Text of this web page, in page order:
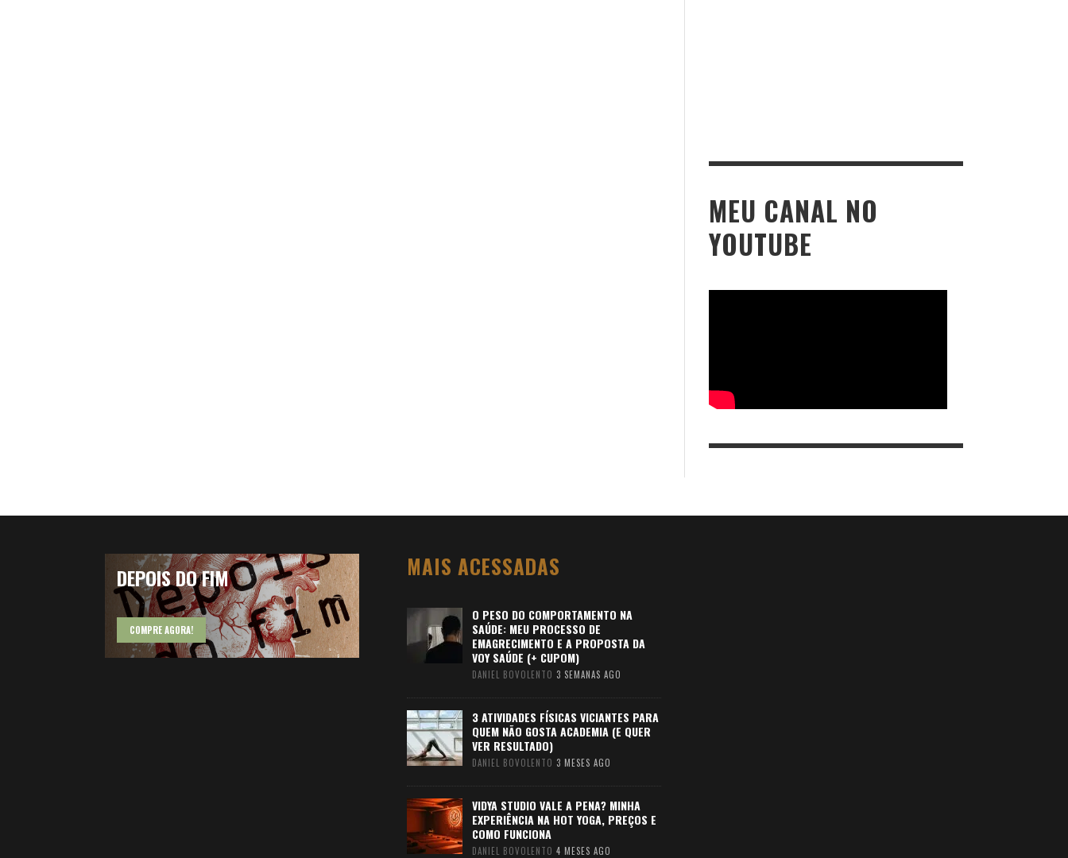
MEU CANAL NO
YOUTUBE
DEPOIS DO FIM
COMPRE AGORA!
MAIS ACESSADAS
O PESO DO COMPORTAMENTO NA
SAÚDE: MEU PROCESSO DE
EMAGRECIMENTO E A PROPOSTA DA
VOY SAÚDE (+ CUPOM)
DANIEL BOVOLENTO 3 SEMANAS AGO
3 ATIVIDADES FÍSICAS VICIANTES PARA
QUEM NÃO GOSTA ACADEMIA (E QUER
VER RESULTADO)
DANIEL BOVOLENTO 3 MESES AGO
VIDYA STUDIO VALE A PENA? MINHA
EXPERIÊNCIA NA HOT YOGA, PREÇOS E
COMO FUNCIONA
DANIEL BOVOLENTO 4 MESES AGO